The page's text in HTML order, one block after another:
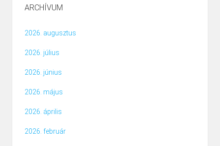
ARCHÍVUM
2026. augusztus
2026. július
2026. június
2026. május
2026. április
2026. február